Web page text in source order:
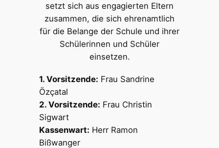
setzt sich aus engagierten Eltern
zusammen, die sich ehrenamtlich
für die Belange der Schule und ihrer
Schülerinnen und Schüler
einsetzen.
1. Vorsitzende: Frau Sandrine
Özçatal
2. Vorsitzende: Frau Christin
Sigwart
Kassenwart: Herr Ramon
Bißwanger